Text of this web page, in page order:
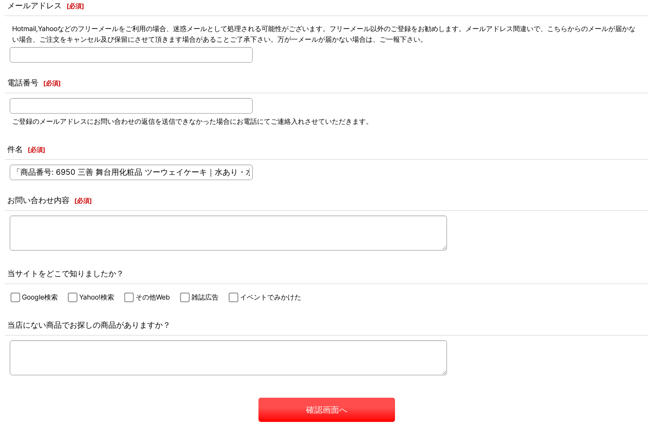
メールアドレス [必須]
Hotmail,Yahooなどのフリーメールをご利用の場合、迷惑メールとして処理される可能性がございます。フリーメール以外のご登録をお勧めします。メールアドレス間違いで、こちらからのメールが届かな
い場合、ご注文をキャンセル及び保留にさせて頂きます場合があることご了承下さい。万が一メールが届かない場合は、ご一報下さい。
電話番号 [必須]
ご登録のメールアドレスにお問い合わせの返信を送信できなかった場合にお電話にてご連絡入れさせていただきます。
件名 [必須]
お問い合わせ内容 [必須]
当サイトをどこで知りましたか？
Google検索 Yahoo!検索 その他Web 雑誌広告 イベントでみかけた
当店にない商品でお探しの商品がありますか？
確認画面へ